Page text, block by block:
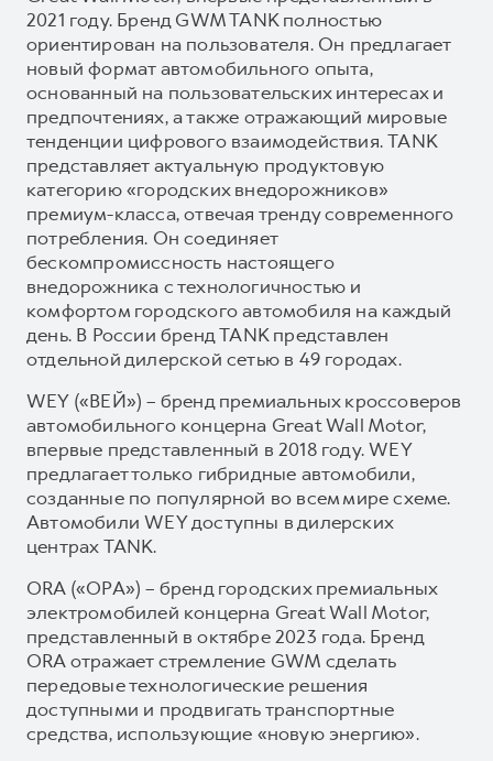
2021 году. Бренд GWM TANK полностью
ориентирован на пользователя. Он предлагает
новый формат автомобильного опыта,
основанный на пользовательских интересах и
предпочтениях, а также отражающий мировые
тенденции цифрового взаимодействия. TANK
представляет актуальную продуктовую
категорию «городских внедорожников»
премиум-класса, отвечая тренду современного
потребления. Он соединяет
бескомпромиссность настоящего
внедорожника с технологичностью и
комфортом городского автомобиля на каждый
день. В России бренд TANK представлен
отдельной дилерской сетью в 49 городах.
WEY («ВЕЙ») – бренд премиальных кроссоверов
автомобильного концерна Great Wall Motor,
впервые представленный в 2018 году. WEY
предлагает только гибридные автомобили,
созданные по популярной во всем мире схеме.
Автомобили WEY доступны в дилерских
центрах TANK.
ORA («ОРА») – бренд городских премиальных
электромобилей концерна Great Wall Motor,
представленный в октябре 2023 года. Бренд
ORA отражает стремление GWM сделать
передовые технологические решения
доступными и продвигать транспортные
средства, использующие «новую энергию».